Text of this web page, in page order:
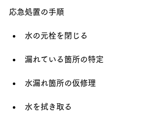
応急処置の手順
水の元栓を閉じる
漏れている箇所の特定
水漏れ箇所の仮修理
水を拭き取る